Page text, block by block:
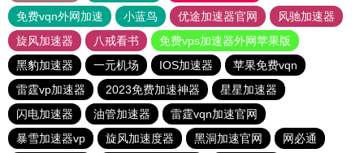
免费vqn外网加速
小蓝鸟 优途加速器官网
风驰加速器
旋风加速器
八戒看书
免费vps加速器外网苹果版
黑豹加速器
一元机场 IOS加速器
苹果免费vqn
雷霆vp加速器
2023免费加速神器
星星加速器
闪电加速器
油管加速器
雷霆vqn加速官网
暴雪加速器vp
旋风加速度器 黑洞加速官网 网必通